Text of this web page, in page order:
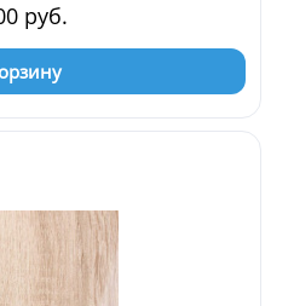
руб.